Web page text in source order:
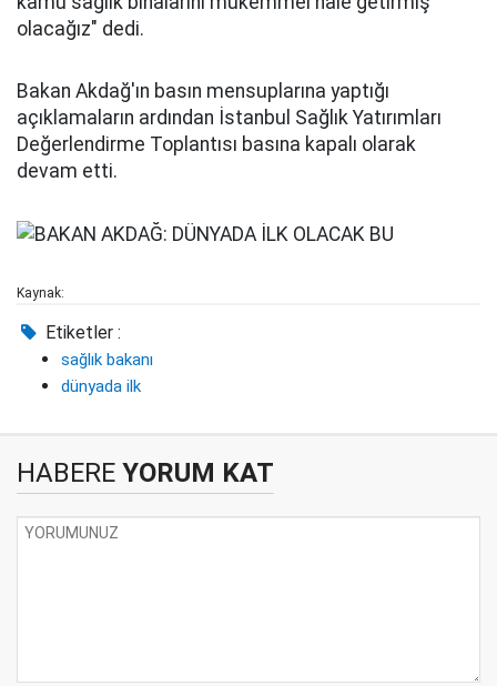
olacağız" dedi.
Bakan Akdağ'ın basın mensuplarına yaptığı
açıklamaların ardından İstanbul Sağlık Yatırımları
Değerlendirme Toplantısı basına kapalı olarak
devam etti.
Kaynak:
Etiketler :
sağlık bakanı
dünyada ilk
HABERE YORUM KAT